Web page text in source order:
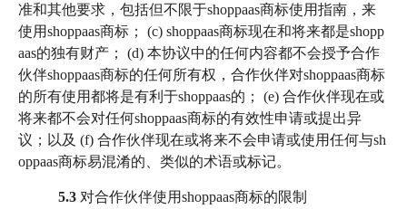
准和其他要求，包括但不限于shoppaas商标使用指南，来
使用shoppaas商标； (c) shoppaas商标现在和将来都是shopp
aas的独有财产； (d) 本协议中的任何内容都不会授予合作
伙伴shoppaas商标的任何所有权，合作伙伴对shoppaas商标
的所有使用都将是有利于shoppaas的； (e) 合作伙伴现在或
将来都不会对任何shoppaas商标的有效性申请或提出异
议；以及 (f) 合作伙伴现在或将来不会申请或使用任何与sh
oppaas商标易混淆的、类似的术语或标记。
5.3 对合作伙伴使用shoppaas商标的限制